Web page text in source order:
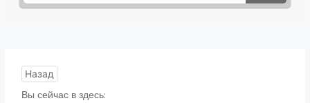
Назад
Вы сейчас в здесь: